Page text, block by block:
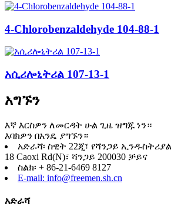
4-Chlorobenzaldehyde 104-88-1
አሲሪሎኒትሪል 107-13-1
አግኙን
እኛ እርስዎን ለመርዳት ሁል ጊዜ ዝግጁ ነን።
እባክዎን በአንዴ ያግኙን።
አድራሻ፡ ስዊት 22ጂ፣ የሻንጋይ
18 Caoxi Rd(N)፣ ሻንጋይ 200030 ቻይና
ስልክ፡ + 86-21-6469 8127
E-mail: info@freemen.sh.cn
አድራሻ